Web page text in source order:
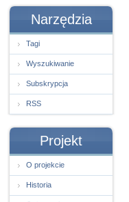
Narzędzia
Tagi
Wyszukiwanie
Subskrypcja
RSS
Projekt
O projekcie
Historia